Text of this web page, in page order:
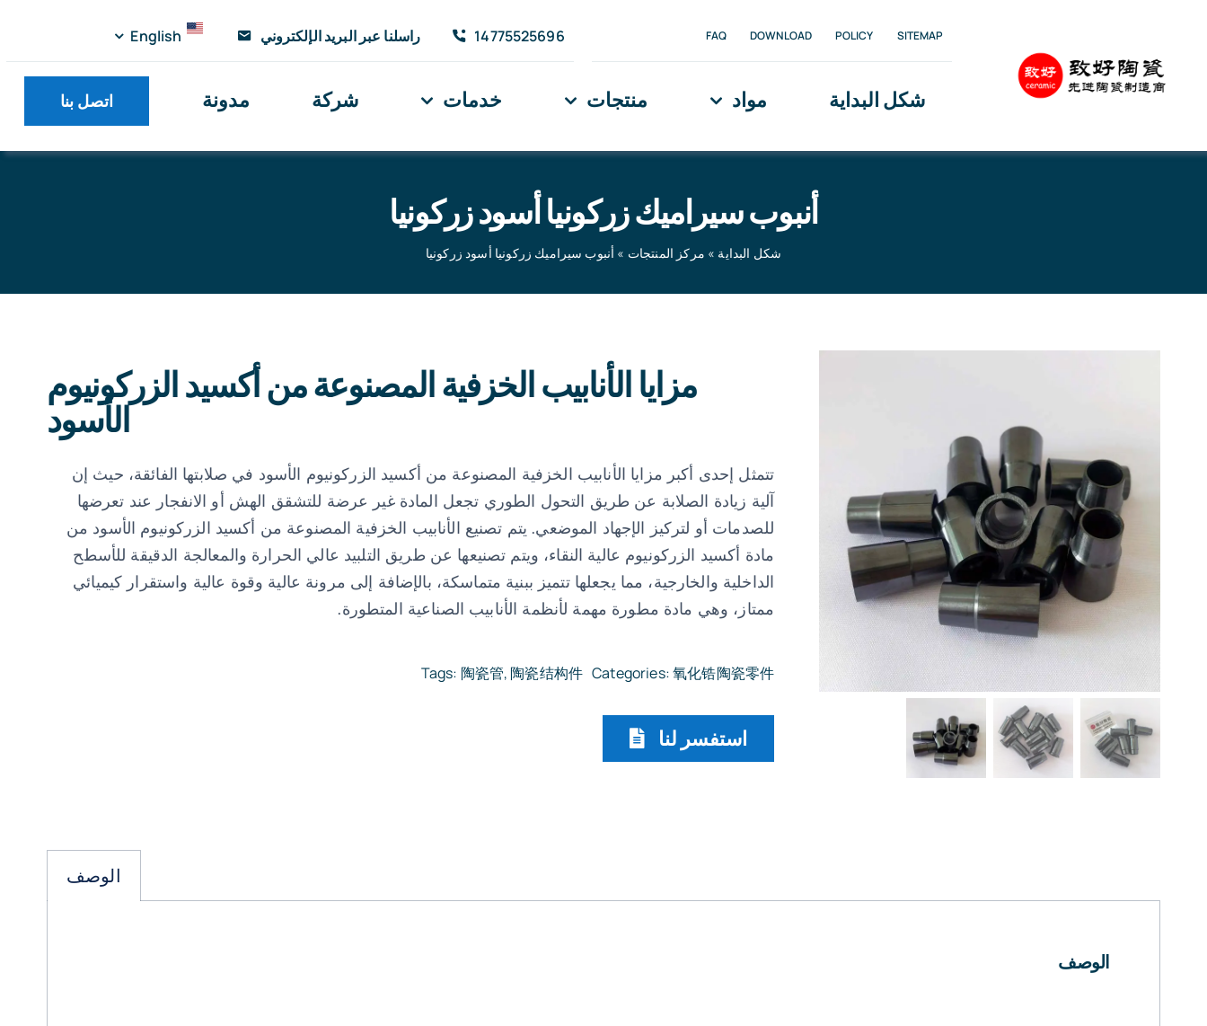
content
SITEMAP
POLICY
DOWNLOAD
FAQ
14775525696 راسلنا عبر البريد الإلكتروني English
شكل البداية مواد منتجات خدمات شركة مدونة اتصل بنا
أنبوب سيراميك زركونيا أسود زركونيا
شكل البداية » مركز المنتجات » أنبوب سيراميك زركونيا أسود زركونيا
مزايا الأنابيب الخزفية المصنوعة من أكسيد الزركونيوم
الأسود
تتمثل إحدى أكبر مزايا الأنابيب الخزفية المصنوعة من أكسيد الزركونيوم الأسود في صلابتها الفائقة، حيث إن
آلية زيادة الصلابة عن طريق التحول الطوري تجعل المادة غير عرضة للتشقق الهش أو الانفجار عند تعرضها
للصدمات أو لتركيز الإجهاد الموضعي. يتم تصنيع الأنابيب الخزفية المصنوعة من أكسيد الزركونيوم الأسود من
مادة أكسيد الزركونيوم عالية النقاء، ويتم تصنيعها عن طريق التلبيد عالي الحرارة والمعالجة الدقيقة للأسطح
الداخلية والخارجية، مما يجعلها تتميز ببنية متماسكة، بالإضافة إلى مرونة عالية وقوة عالية واستقرار كيميائي
ممتاز، وهي مادة مطورة مهمة لأنظمة الأنابيب الصناعية المتطورة.
Categories:氧化锆陶瓷零件
Tags: 陶瓷管, 陶瓷结构件
استفسر لنا
الوصف
الوصف